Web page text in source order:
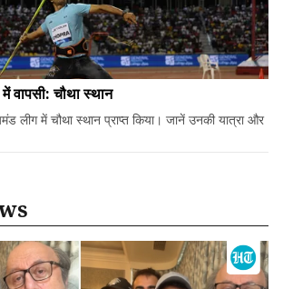
वापसी: चौथा स्थान
लीग में चौथा स्थान प्राप्त किया। जानें उनकी यात्रा और